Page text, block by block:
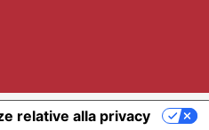
relative alla privacy